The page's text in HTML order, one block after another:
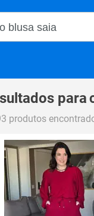
para
produtos